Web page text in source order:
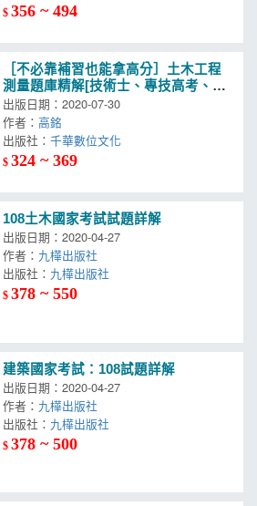
$356 ~ 494
［不必靠補習也能拿高分］土木工程
測量題庫精解[技術士、專技高考、高
普考]
出版日期：2020-07-30
作者：高銘
出版社：
$324 ~ 369
108土木國家考試試題詳解
出版日期：2020-04-27
作者： 九樺出版社
出版社：
$378 ~ 550
建築國家考試：108試題詳解
出版日期：2020-04-27
作者： 九樺出版社
出版社：
$378 ~ 500